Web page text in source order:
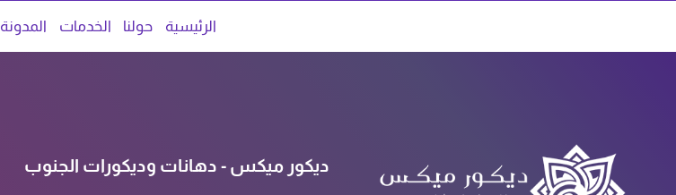
الرئيسية حولنا الخدمات المدونة
ديكور ميكس - دهانات وديكورات الجنوب